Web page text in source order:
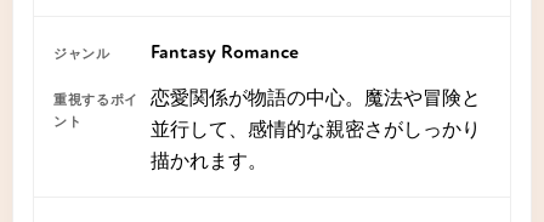
Fantasy Romance
恋愛関係が物語の中心。魔法や冒険と
並行して、感情的な親密さがしっかり
描かれます。